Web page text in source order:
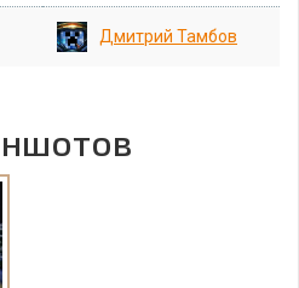
Дмитрий Тамбов